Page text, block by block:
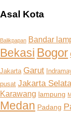
Asal Kota
Balikpapan Bandar
Bekasi Bogor
Jakarta Garut
pusat Jakarta
Karawang lampung
Medan Padang